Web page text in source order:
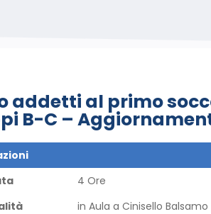
addetti al primo
B-C –
4 Ore
in Aula​ a Cinisello Balsamo